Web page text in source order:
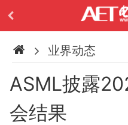
业界动态
ASML披露
会结果